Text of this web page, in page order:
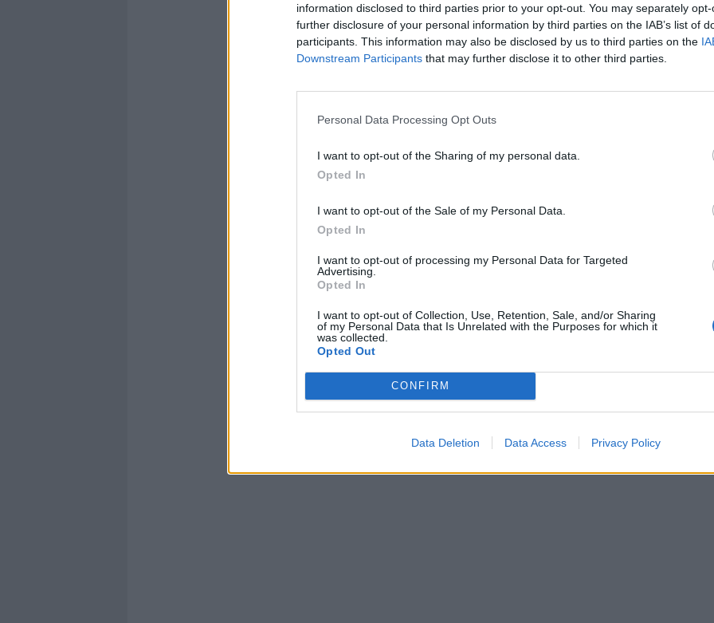
information disclosed to third parties prior to your opt-out. You may separately
further disclosure of your personal information by third parties on the IAB’s list of
participants. This information may also be disclosed by us to third parties on the
Downstream Participants that may further disclose it to other third parties.
Personal Data Processing Opt Outs
I want to opt-out of the Sharing of my personal data.
Opted In
I want to opt-out of the Sale of my Personal Data.
Opted In
I want to opt-out of processing my Personal Data for Targeted
Advertising.
Opted In
I want to opt-out of Collection, Use, Retention, Sale, and/or Sharing
of my Personal Data that Is Unrelated with the Purposes for which it
was collected.
Opted Out
CONFIRM
Data Deletion Data Access Privacy Policy
Rudy Giuliani a Come States?
Trump, Meloni e la strategia
americana